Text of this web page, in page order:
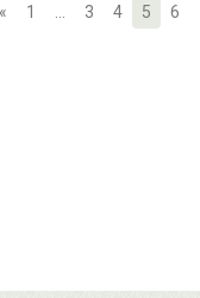
« 1 3 4 5 6